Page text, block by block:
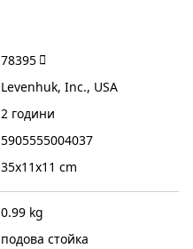
78395
Levenhuk, Inc., USA
2 години
5905555004037
35x11x11 cm
0.99 kg
подова стойка